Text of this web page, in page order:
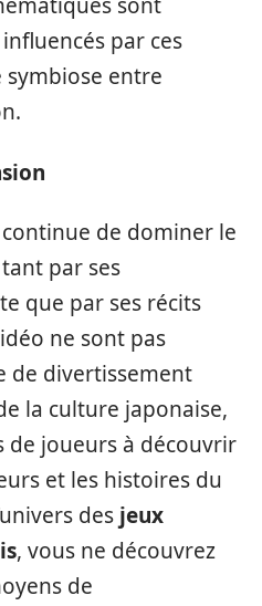
sont
par ces
entre
continue de dominer le
par ses
que par ses récits
ne sont pas
de divertissement
la culture japonaise,
de joueurs à découvrir
et les histoires du
des jeux
, vous ne découvrez
de